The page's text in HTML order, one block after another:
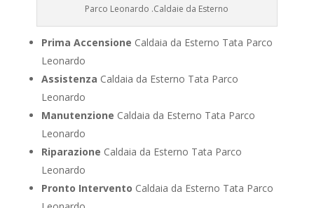
Parco Leonardo .Caldaie da Esterno
Prima Accensione Caldaia da Esterno Tata Parco
Leonardo
Assistenza Caldaia da Esterno Tata Parco
Leonardo
Manutenzione Caldaia da Esterno Tata Parco
Leonardo
Riparazione Caldaia da Esterno Tata Parco
Leonardo
Pronto Intervento Caldaia da Esterno Tata Parco